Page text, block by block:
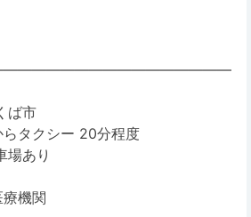
ば市
タクシー 20分程度
場あり
機関